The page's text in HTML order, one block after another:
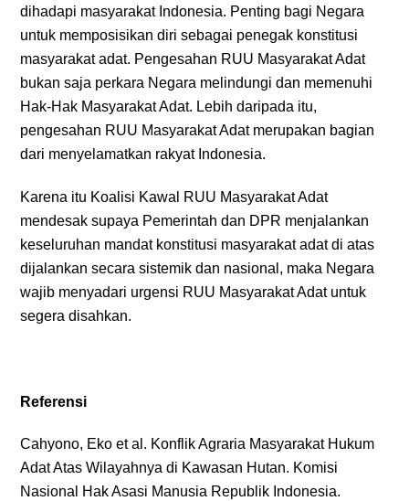
dihadapi masyarakat Indonesia. Penting bagi Negara
untuk memposisikan diri sebagai penegak konstitusi
masyarakat adat. Pengesahan RUU Masyarakat Adat
bukan saja perkara Negara melindungi dan memenuhi
Hak-Hak Masyarakat Adat. Lebih daripada itu,
pengesahan RUU Masyarakat Adat merupakan bagian
dari menyelamatkan rakyat Indonesia.
Karena itu Koalisi Kawal RUU Masyarakat Adat
mendesak supaya Pemerintah dan DPR menjalankan
keseluruhan mandat konstitusi masyarakat adat di atas
dijalankan secara sistemik dan nasional, maka Negara
wajib menyadari urgensi RUU Masyarakat Adat untuk
segera disahkan.
Referensi
Cahyono, Eko et al. Konflik Agraria Masyarakat Hukum
Adat Atas Wilayahnya di Kawasan Hutan. Komisi
Nasional Hak Asasi Manusia Republik Indonesia.